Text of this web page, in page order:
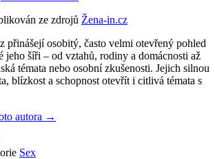
ze zdrojů Žena-in.cz
přinášejí osobitý, často velmi otevřený pohled
jeho šíři – od vztahů, rodiny a domácnosti až
témata nebo osobní zkušenosti. Jejich silnou
blízkost a schopnost otevřít i citlivá témata s
autora →
Sex